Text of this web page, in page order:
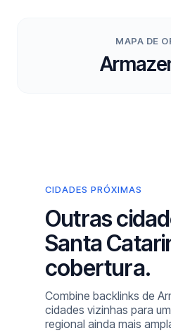
MAPA DE
CIDADES PRÓXIMAS
Outras
Santa
cobertura.
Combine backlinks de
cidades vizinhas para
regional ainda mais